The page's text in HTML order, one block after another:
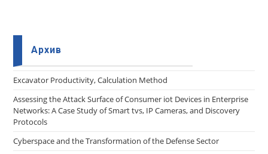
Архив
Еxcavator Productivity, Calculation Method
Assessing the Attack Surface of Consumer iot Devices in Enterprise
Networks: A Case Study of Smart tvs, IP Cameras, and Discovery
Protocols
Cyberspace and the Transformation of the Defense Sector